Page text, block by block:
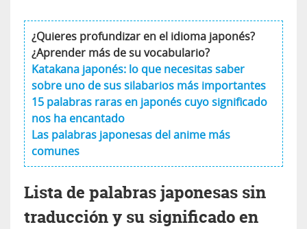
¿Quieres profundizar en el idioma japonés?
¿Aprender más de su vocabulario?
Katakana japonés: lo que necesitas saber
sobre uno de sus silabarios más importantes
15 palabras raras en japonés cuyo significado
nos ha encantado
Las palabras japonesas del anime más
comunes
Lista de palabras japonesas sin
traducción y su significado en